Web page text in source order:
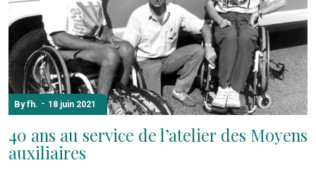
By fh. - 18 juin 2021
40 ans au service de l’atelier des Moyens
auxiliaires